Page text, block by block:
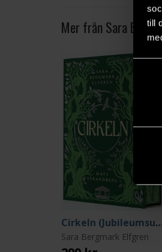
till
Mer från Sara
Cirkeln
Sara Bergmark Elfgren